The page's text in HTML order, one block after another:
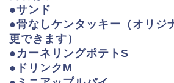
●サンド
●骨なしケンタッキー（オリジ
更できます）
●カーネリングポテトS
●ドリンクM